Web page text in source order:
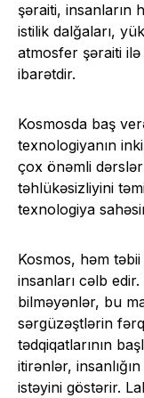
şəraiti, insanların
istilik dalğaları,
atmosfer şəraiti
ibarətdir.
Kosmosda baş
texnologiyanın
çox önəmli
təhlükəsizliyini
texnologiya
Kosmos, həm
insanları cəlb
bilməyənlər, bu
sərgüzəştlərin
tədqiqatlarının
itirənlər,
istəyini göstərir.